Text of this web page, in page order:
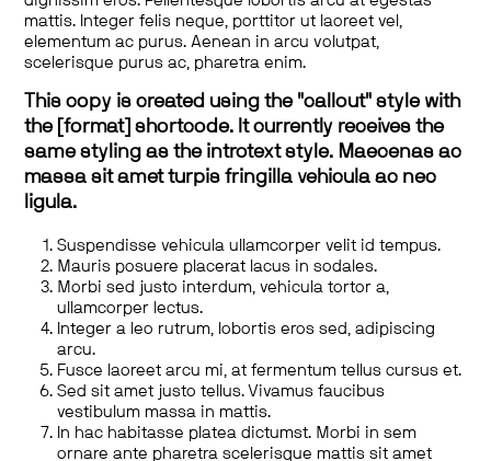
mattis. Integer felis neque, porttitor ut laoreet vel,
elementum ac purus. Aenean in arcu volutpat,
scelerisque purus ac, pharetra enim.
This copy is created using the "callout" style with
the [format] shortcode. It currently receives the
same styling as the introtext style. Maecenas ac
massa sit amet turpis fringilla vehicula ac nec
ligula.
Suspendisse vehicula ullamcorper velit id tempus.
Mauris posuere placerat lacus in sodales.
Morbi sed justo interdum, vehicula tortor a,
ullamcorper lectus.
Integer a leo rutrum, lobortis eros sed, adipiscing
arcu.
Fusce laoreet arcu mi, at fermentum tellus cursus et.
Sed sit amet justo tellus. Vivamus faucibus
vestibulum massa in mattis.
In hac habitasse platea dictumst. Morbi in sem
ornare ante pharetra scelerisque mattis sit amet